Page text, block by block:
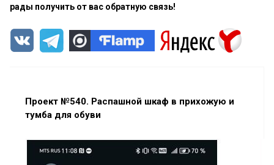
рады получить от вас обратную связь!
Проект №540. Распашной шкаф в прихожую и
тумба для обуви
Нажимая на кнопку "Жду звонка!", я даю свое
принимаю